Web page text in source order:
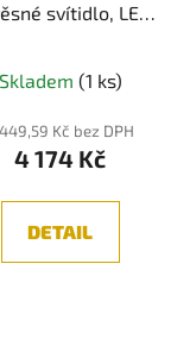
svítidlo, LED
hodnocení
produktu
je
z
Skladem (1 ks)
Kč bez DPH
4 174 Kč
DETAIL